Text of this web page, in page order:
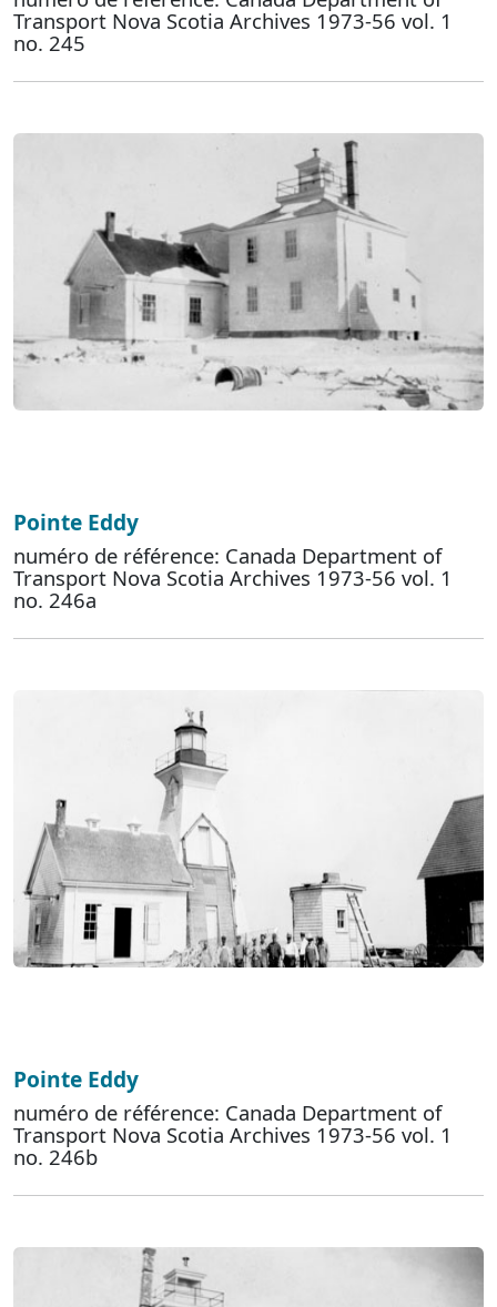
Transport Nova Scotia Archives 1973-56 vol. 1
no. 245
Pointe Eddy
numéro de référence: Canada Department of
Transport Nova Scotia Archives 1973-56 vol. 1
no. 246a
Pointe Eddy
numéro de référence: Canada Department of
Transport Nova Scotia Archives 1973-56 vol. 1
no. 246b